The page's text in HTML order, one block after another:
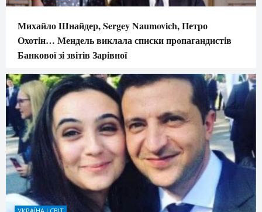
Михайло Шнайдер, Sergey Naumovich, Петро
Охотін… Мендель виклала списки пропагандистів
Банкової зі звітів Зарівної